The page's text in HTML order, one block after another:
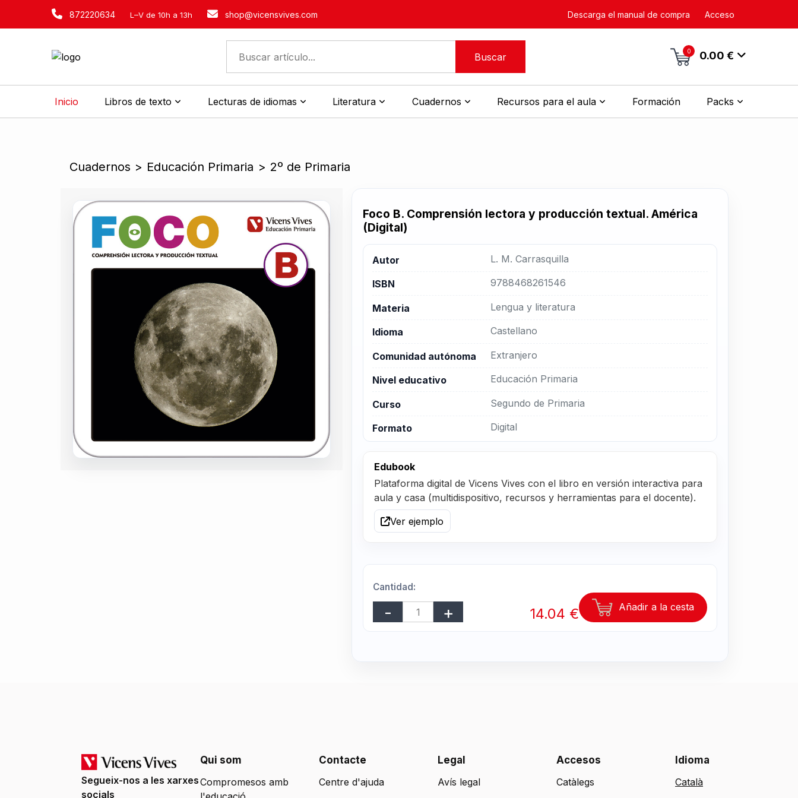
872220634 L–V de 10h a 13h shop@vicensvives.com Descarga el manual de compra Acceso
Buscar 0 0.00 €
Inicio Libros de texto Lecturas de idiomas Literatura Cuadernos Recursos para el aula Formación Packs
Cuadernos > Educación Primaria > 2º de Primaria
Foco B. Comprensión lectora y producción textual. América
(Digital)
Autor L. M. Carrasquilla
ISBN 9788468261546
Materia Lengua y literatura
Idioma Castellano
Comunidad autónoma Extranjero
Nivel educativo Educación Primaria
Curso Segundo de Primaria
Formato Digital
Edubook
Plataforma digital de Vicens Vives con el libro en versión interactiva para
aula y casa (multidispositivo, recursos y herramientas para el docente).
Ver ejemplo
Cantidad:
14.04 € Añadir a la cesta
Segueix-nos a les xarxes
socials
Qui som
Compromesos amb
Contacte
Centre d'ajuda
Legal
Avís legal
Accesos
Catàlegs
Idioma